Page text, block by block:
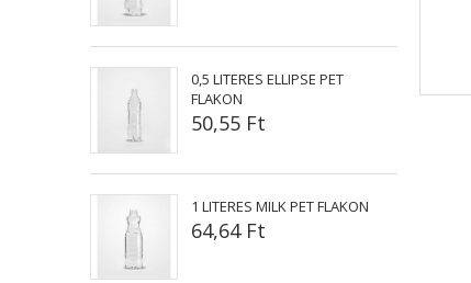
0,5 LITERES ELLIPSE PET
FLAKON
50,55 Ft
1 LITERES MILK PET FLAKON
64,64 Ft